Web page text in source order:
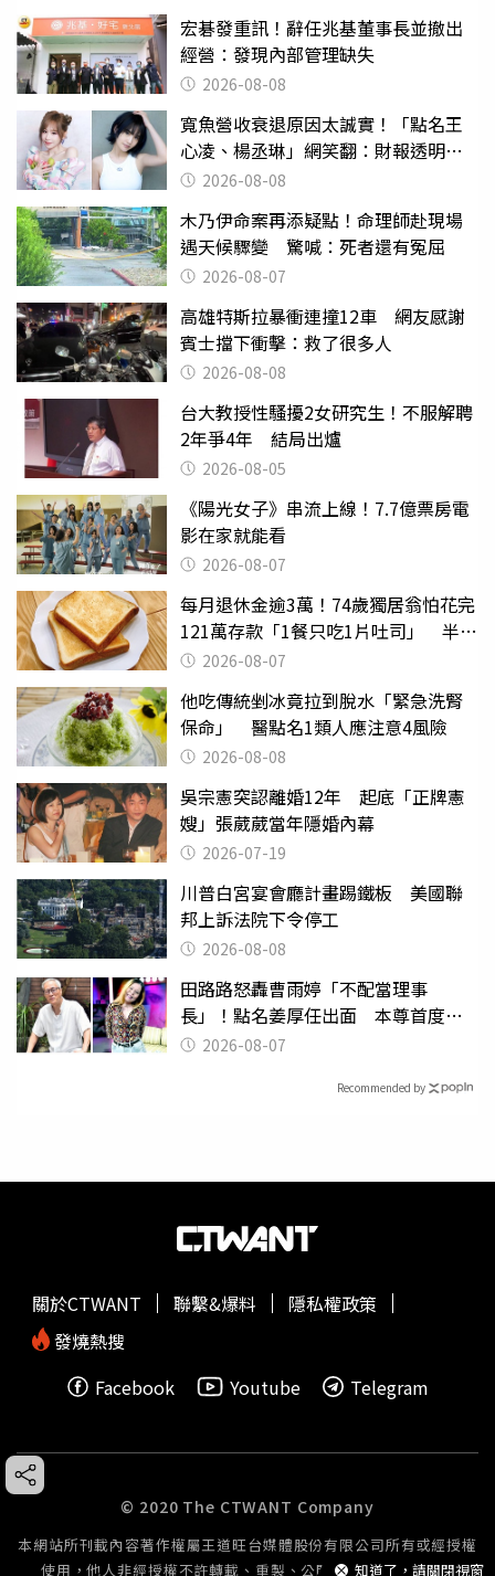
宏碁發重訊！辭任兆基董事長並撤出
經營：發現內部管理缺失
2026-08-08
寬魚營收衰退原因太誠實！「點名王
心凌、楊丞琳」網笑翻：財報透明度
滿分2026-08-08
木乃伊命案再添疑點！命理師赴現場
遇天候驟變 驚喊：死者還有冤屈
2026-08-07
高雄特斯拉暴衝連撞12車 網友感謝
賓士擋下衝擊：救了很多人
2026-08-08
台大教授性騷擾2女研究生！不服解聘
2年爭4年 結局出爐
2026-08-05
《陽光女子》串流上線！7.7億票房電
影在家就能看
2026-08-07
每月退休金逾3萬！74歲獨居翁怕花完
121萬存款「1餐只吃1片吐司」 半年
後暴瘦嚇壞女兒
2026-08-07
他吃傳統剉冰竟拉到脫水「緊急洗腎
保命」 醫點名1類人應注意4風險
2026-08-08
吳宗憲突認離婚12年 起底「正牌憲
嫂」張葳葳當年隱婚內幕
2026-07-19
川普白宮宴會廳計畫踢鐵板 美國聯
邦上訴法院下令停工
2026-08-08
田路路怒轟曹雨婷「不配當理事
長」！點名姜厚任出面 本尊首度回
應了2026-08-07
Recommended by
知道了，請關閉視窗
關於CTWANT 聯繫&爆料
隱私權政策
發燒熱搜
Facebook
Youtube Telegram
© 2020 The CTWANT Company
本網站所刊載內容著作權屬王道旺台媒體股份有限公司所有或經授權
使用，他人非經授權不許轉載、重製、公開播送或公開傳輸。